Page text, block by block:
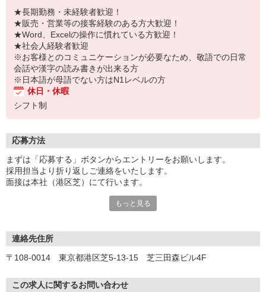
★長期勤務・未経験者歓迎！
★販売・営業等の接客経験のある方大歓迎！
★Word、Excelの操作に慣れている方歓迎！
★社会人経験者歓迎
※お客様とのコミュニケーションが必要なため、敬語での日常
会話や漢字の読み書きが出来る方
※日本語が母語でない方はN1レベルの方
休日・休暇
シフト制
応募方法
まずは「応募する」ボタンからエントリーをお願いします。
採用担当より折り返しご連絡をいたします。
面接は本社（港区芝）にて行います。
ご来社頂く対面形式の面接だけでなく、WEB面接システムを用いた
相談ください。
面接時には履歴書（写真貼付）をご持参ください。
＜採用プロセス＞
もっと見る
連絡先住所
〒108-0014 東京都港区芝5-13-15 芝三田森ビル4F
この求人に関するお問い合わせ